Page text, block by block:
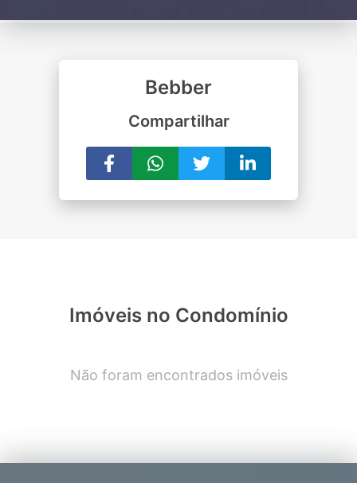
Bebber
Compartilhar
Imóveis no Condomínio
Não foram encontrados imóveis